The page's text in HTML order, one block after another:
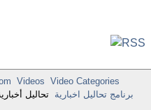
Videos Video Categories
برنامج تحاليل اخبارية